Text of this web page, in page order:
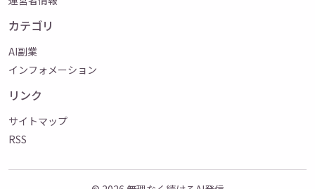
カテゴリ
AI副業
インフォメーション
リンク
サイトマップ
RSS